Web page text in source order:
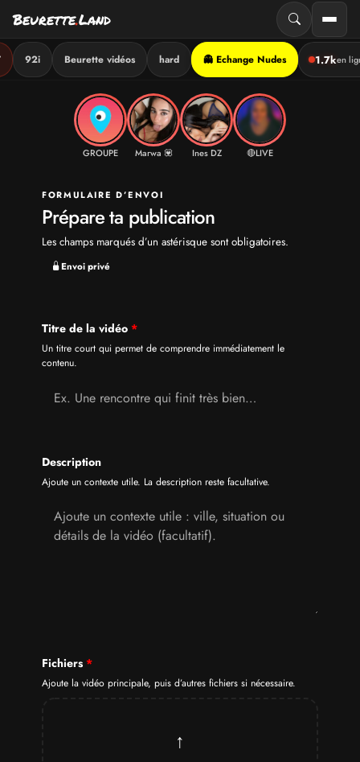
Beurette.Land
92i Beurette vidéos hard 👻 Echange Nudes 1.7ken
GROUPE Marwa 💟 Ines DZ 🔴LIVE
FORMULAIRE D’ENVOI
Prépare ta publication
Les champs marqués d’un astérisque sont obligatoires.
Envoi privé
Titre de la vidéo *
Un titre court qui permet de comprendre immédiatement le
contenu.
Description
Ajoute un contexte utile. La description reste facultative.
Fichiers *
Ajoute la vidéo principale, puis d’autres fichiers si nécessaire.